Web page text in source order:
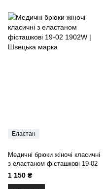
Еластан
Медичні брюки жіночі класичні
з еластаном фісташкові 19-02
1 150 ₴